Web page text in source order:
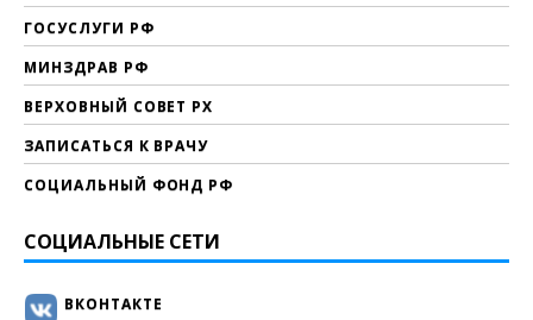
ГОСУСЛУГИ РФ
МИНЗДРАВ РФ
ВЕРХОВНЫЙ СОВЕТ РХ
ЗАПИСАТЬСЯ К ВРАЧУ
СОЦИАЛЬНЫЙ ФОНД РФ
СОЦИАЛЬНЫЕ СЕТИ
ВКОНТАКТЕ